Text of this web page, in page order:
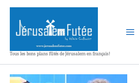
Aller
contenu
Tous les bons plans fûtés de Jérusalem en français!